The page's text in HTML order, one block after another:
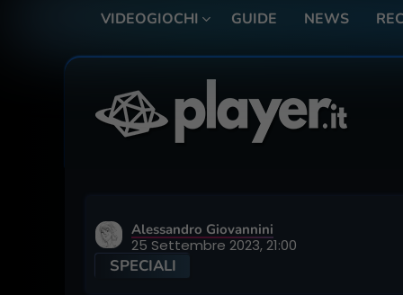
VIDEOGIOCHI GUIDE NEWS
Alessandro Giovannini
25 Settembre 2023, 21:00
SPECIALI